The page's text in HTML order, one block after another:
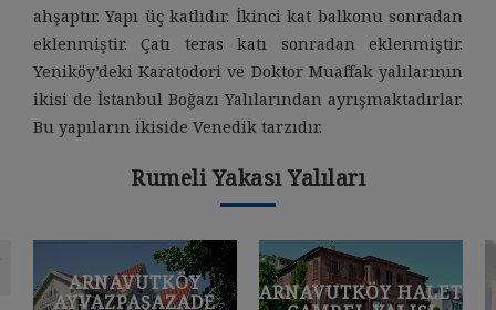
ahşaptır. Yapı üç katlıdır. İkinci kat balkonu sonradan
eklenmiştir. Çatı teras katı sonradan eklenmiştir.
Yeniköy’deki Karatodori ve Doktor Muaffak yalılarının
ikisi de İstanbul Boğazı Yalılarından ayrışmaktadırlar.
Bu yapıların ikiside Venedik tarzıdır.
Rumeli Yakası Yalıları
ARNAVUTKÖY
AYVAZPAŞAZADE
ARNAVUTKÖY HALET